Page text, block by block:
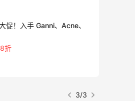
促！入手 Ganni、Acne、
折
3/3